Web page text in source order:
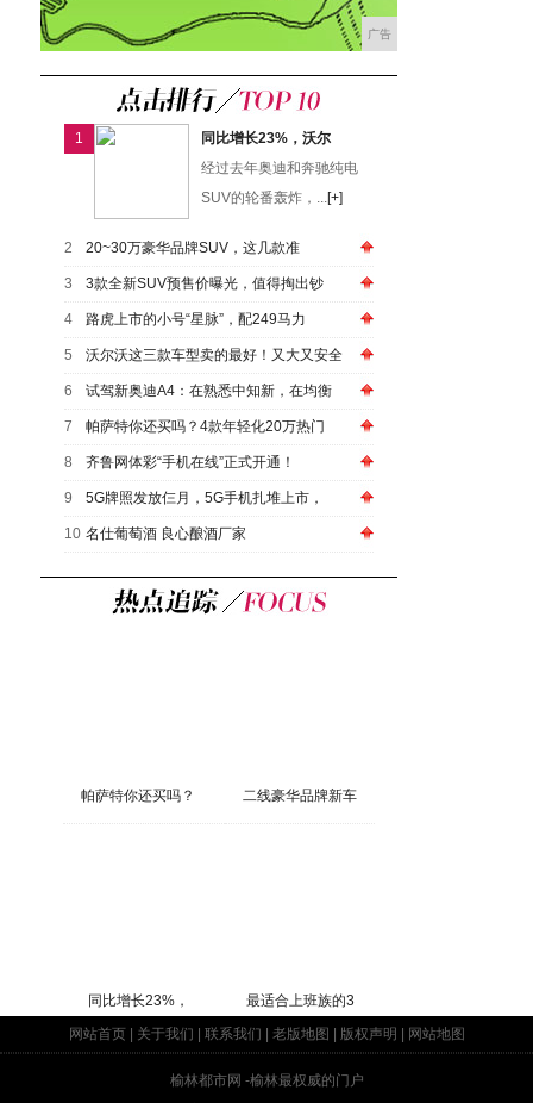
广告
1
同比增长23%，沃尔
经过去年奥迪和奔驰纯电
SUV的轮番轰炸，...[+]
2 20~30万豪华品牌SUV，这几款准
3 3款全新SUV预售价曝光，值得掏出钞
4 路虎上市的小号“星脉”，配249马力
5 沃尔沃这三款车型卖的最好！又大又安全
6 试驾新奥迪A4：在熟悉中知新，在均衡
7 帕萨特你还买吗？4款年轻化20万热门
8 齐鲁网体彩“手机在线”正式开通！
9 5G牌照发放仨月，5G手机扎堆上市，
10 名仕葡萄酒 良心酿酒厂家
帕萨特你还买吗？ 二线豪华品牌新车
同比增长23%，
最适合上班族的3
网站首页| 关于我们 联系我们 老版地图 版权声明 网站地图
榆林都市网 -榆林最权威的门户